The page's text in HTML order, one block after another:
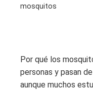
mosquitos
Por qué los
personas y pasan
aunque muchos